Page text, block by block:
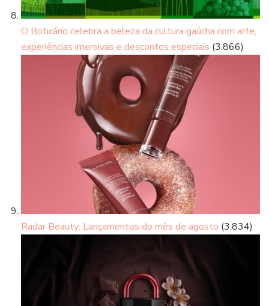
O Boticário celebra a beleza da cultura gaúcha com arte,
experiências imersivas e descontos especiais (3.866)
Radar Beauty: Lançamentos do mês de agosto (3.834)